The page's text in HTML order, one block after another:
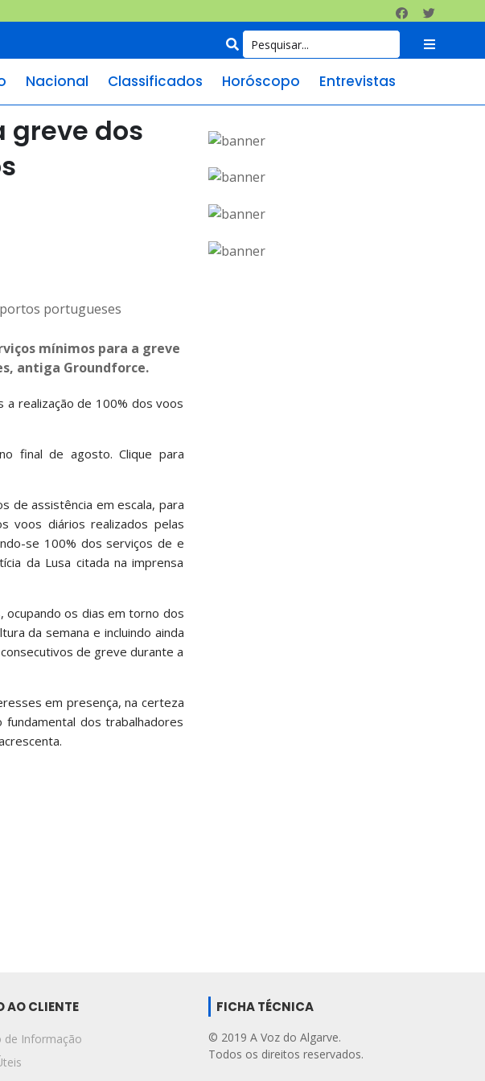
Nacional Classificados Horóscopo Entrevistas
greve dos
mínimos para a greve
antiga Groundforce.
a realização de 100% dos voos
final de agosto. Clique para
de assistência em escala, para
voos diários realizados pelas
se 100% dos serviços de e
da Lusa citada na imprensa
ocupando os dias em torno dos
da semana e incluindo ainda
de greve durante a
em presença, na certeza
dos trabalhadores
AO CLIENTE
de Informação
FICHA TÉCNICA
© 2019 A Voz do Algarve.
Todos os direitos reservados.